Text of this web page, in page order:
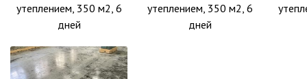
утеплением, 350 м2, 6
дней
утеплением, 350 м2, 6
дней